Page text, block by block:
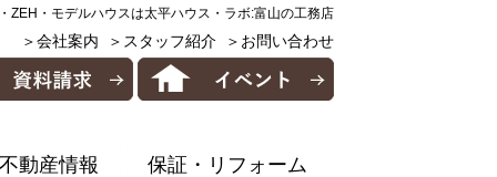
ZEH・モデルハウスは太平ハウス・ラボ:富山の工務店
＞会社案内 ＞スタッフ紹介 ＞お問い合わせ
不動産情報 保証・リフォーム